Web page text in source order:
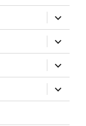
anzeigen
anzeigen
anzeigen
anzeigen